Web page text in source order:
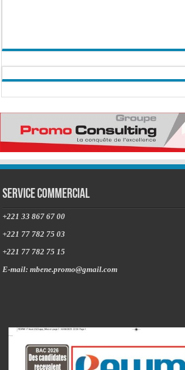
Service commercial
+221 33 867 67 00
+221 77 782 75 03
+221 77 782 75 15
E-mail: mbene.promo@gmail.com